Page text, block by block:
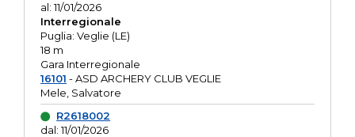
al: 11/01/2026
Interregionale
Puglia: Veglie (LE)
18 m
Gara Interregionale
16101 - ASD ARCHERY CLUB VEGLIE
Mele, Salvatore
R2618002
dal: 11/01/2026